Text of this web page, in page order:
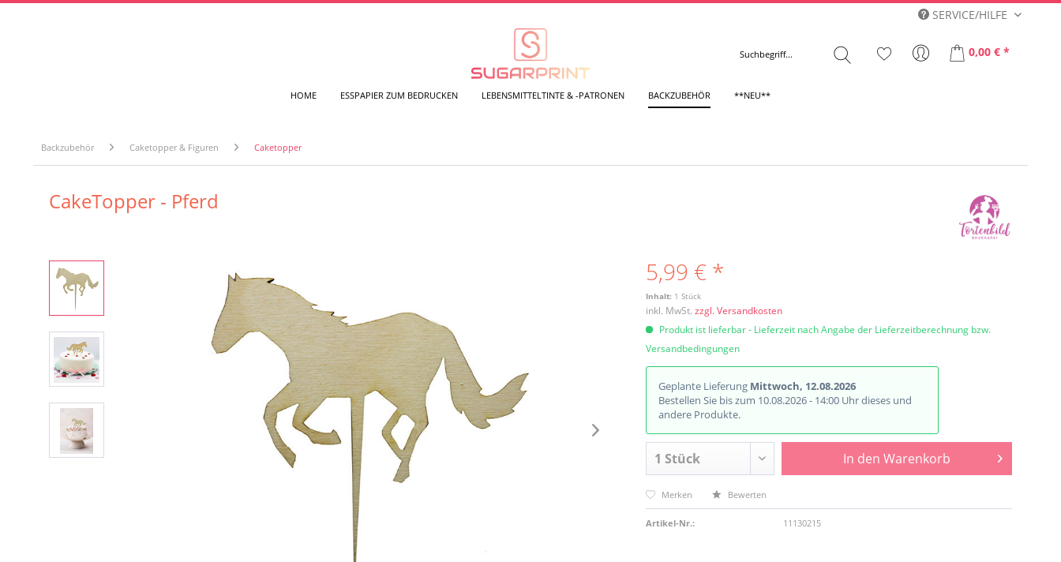
SERVICE/HILFE
0,00 € *
HOME ESSPAPIER ZUM BEDRUCKEN LEBENSMITTELTINTE & -PATRONEN BACKZUBEHÖR **NEU**
Backzubehör Caketopper & Figuren Caketopper
CakeTopper - Pferd
5,99 € *
Inhalt: 1 Stück
inkl. MwSt.zzgl. Versandkosten
Produkt ist lieferbar - Lieferzeit nach Angabe der Lieferzeitberechnung bzw.
Versandbedingungen
Geplante Lieferung Mittwoch, 12.08.2026
Bestellen Sie bis zum 10.08.2026 - 14:00 Uhr dieses und
andere Produkte.
In den Warenkorb
Merken Bewerten
Artikel-Nr.: 11130215